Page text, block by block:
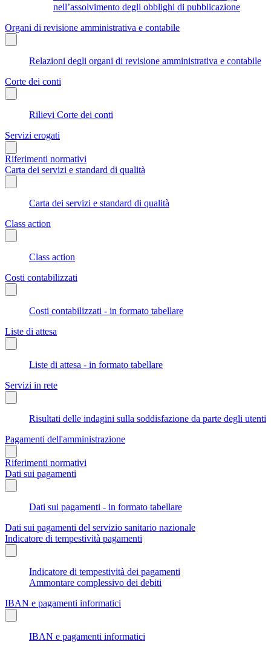
nell’assolvimento degli obblighi di pubblicazione
Organi di revisione amministrativa e contabile
Relazioni degli organi di revisione amministrativa e contabile
Corte dei conti
Rilievi Corte dei conti
Servizi erogati
Riferimenti normativi
Carta dei servizi e standard di qualità
Carta dei servizi e standard di qualità
Class action
Class action
Costi contabilizzati
Costi contabilizzati - in formato tabellare
Liste di attesa
Liste di attesa - in formato tabellare
Servizi in rete
Risultati delle indagini sulla soddisfazione da parte degli utenti
Pagamenti dell'amministrazione
Riferimenti normativi
Dati sui pagamenti
Dati sui pagamenti - in formato tabellare
Dati sui pagamenti del servizio sanitario nazionale
Indicatore di tempestività pagamenti
Indicatore di tempestività dei pagamenti
Ammontare complessivo dei debiti
IBAN e pagamenti informatici
IBAN e pagamenti informatici